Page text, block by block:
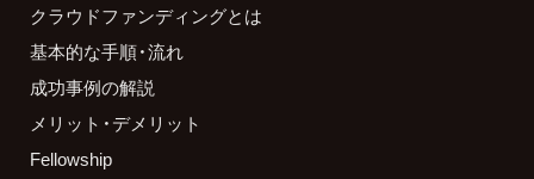
クラウドファンディングとは
基本的な手順・流れ
成功事例の解説
メリット・デメリット
Fellowship